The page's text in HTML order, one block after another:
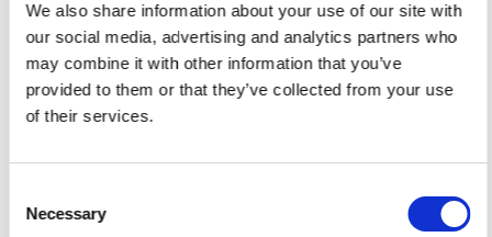
We also share information about your use of our site with
our social media, advertising and analytics partners who
may combine it with other information that you’ve
provided to them or that they’ve collected from your use
of their services.
Selection
Necessary
Sie können auch mögen